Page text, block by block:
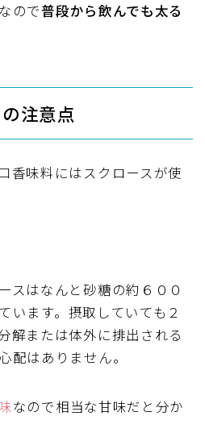
ので普段から飲んでも太る
注意点
香味料にはスクロースが使
スはなんと砂糖の約６００
います。摂取していても２
解または体外に排出される
配はありません。
なので相当な甘味だと分か